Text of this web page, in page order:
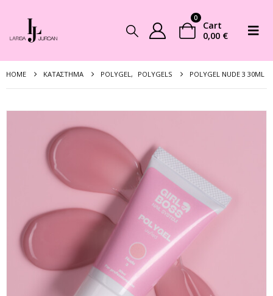
0
Cart
0,00 €
HOME ΚΑΤΆΣΤΗΜΑ POLYGEL, POLYGELS POLYGEL NUDE 3 30ML